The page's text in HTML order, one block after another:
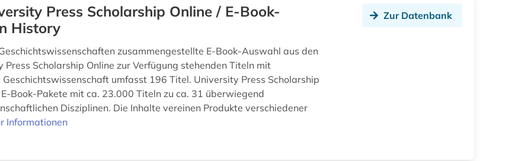
Press Scholarship Online / E-Book-
History
zusammengestellte E-Book-Auswahl aus den
Press Scholarship Online zur Verfügung stehenden Titeln mit
umfasst 196 Titel. University Press Scholarship
Book-Pakete mit ca. 23.000 Titeln zu ca. 31 überwiegend
Disziplinen. Die Inhalte vereinen Produkte verschiedener
Informationen
Zur Datenbank